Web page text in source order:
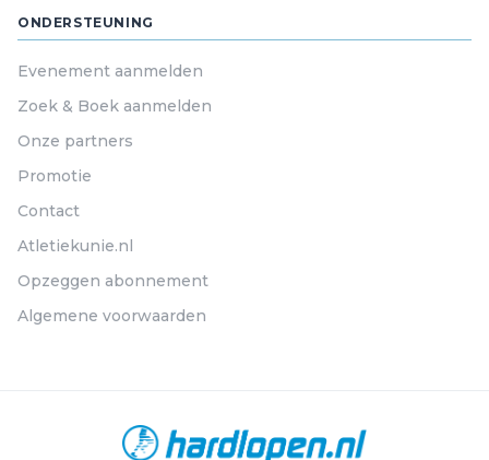
ONDERSTEUNING
Evenement aanmelden
Zoek & Boek aanmelden
Onze partners
Promotie
Contact
Atletiekunie.nl
Opzeggen abonnement
Algemene voorwaarden